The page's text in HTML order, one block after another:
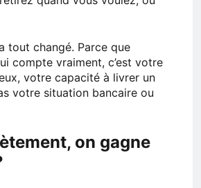
tout changé. Parce que
compte vraiment, c’est votre
votre capacité à livrer un
votre situation bancaire ou
on gagne